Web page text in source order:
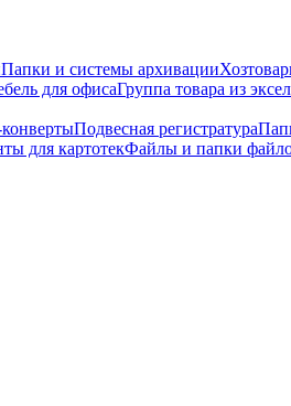
Папки и системы архивации
для офисаГруппа товара из
Подвесная регистратура
для картотекФайлы и папки